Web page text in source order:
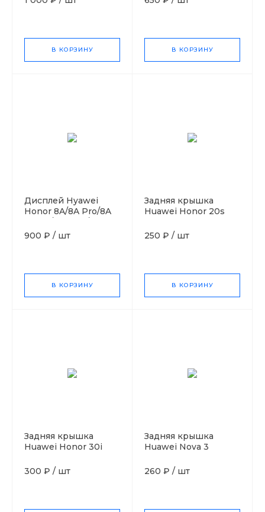
В КОРЗИНУ В КОРЗИНУ
Дисплей Hyawei
Honor 8A/8A Pro/8A
Prime/Y6s Ref
900 ₽ / шт
В КОРЗИНУ
Задняя крышка
Huawei Honor 20s
250 ₽ / шт
В КОРЗИНУ
Задняя крышка
Huawei Honor 30i
300 ₽ / шт
Задняя крышка
Huawei Nova 3
260 ₽ / шт